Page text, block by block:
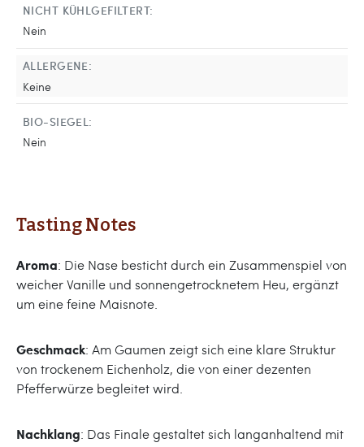
NICHT KÜHLGEFILTERT:
Nein
ALLERGENE:
Keine
BIO-SIEGEL:
Nein
Tasting Notes
Aroma: Die Nase besticht durch ein Zusammenspiel von
weicher Vanille und sonnengetrocknetem Heu, ergänzt
um eine feine Maisnote.
Geschmack: Am Gaumen zeigt sich eine klare Struktur
von trockenem Eichenholz, die von einer dezenten
Pfefferwürze begleitet wird.
Nachklang: Das Finale gestaltet sich langanhaltend mit